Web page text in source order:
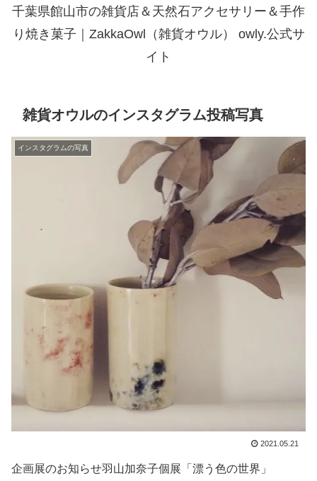
千葉県館山市の雑貨店＆天然石アクセサリー＆手作
り焼き菓子｜ZakkaOwl（雑貨オウル） owly.公式サ
イト
雑貨オウルのインスタグラム投稿写真
インスタグラムの写真
2021.05.21
企画展のお知らせ羽山加奈子個展「漂う色の世界」